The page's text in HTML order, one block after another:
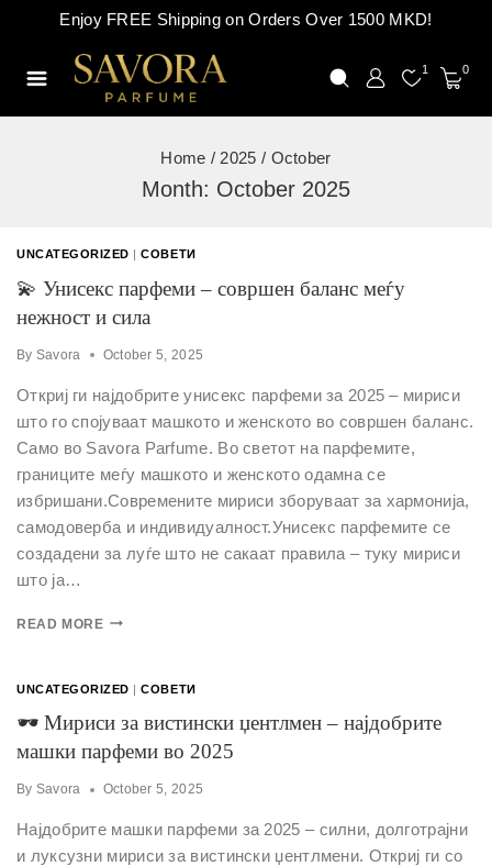
Enjoy FREE Shipping on Orders Over 1500 MKD!
1 0
Home / 2025 / October
Month: October 2025
UNCATEGORIZED |СОВЕТИ
💫 Унисекс парфеми – совршен баланс меѓу
нежност и сила
By Savora October 5, 2025
Откриј ги најдобрите унисекс парфеми за 2025 – мириси
што го спојуваат машкото и женското во совршен баланс.
Само во Savora Parfume. Во светот на парфемите,
границите меѓу машкото и женското одамна се
избришани.Современите мириси зборуваат за хармонија,
самодоверба и индивидуалност.Унисекс парфемите се
создадени за луѓе што не сакаат правила – туку мириси
што ја…
READ MORE
UNCATEGORIZED |СОВЕТИ
🕶 Мириси за вистински џентлмен – најдобрите
машки парфеми во 2025
By Savora October 5, 2025
Најдобрите машки парфеми за 2025 – силни, долготрајни
и луксузни мириси за вистински џентлмени. Откриј ги со